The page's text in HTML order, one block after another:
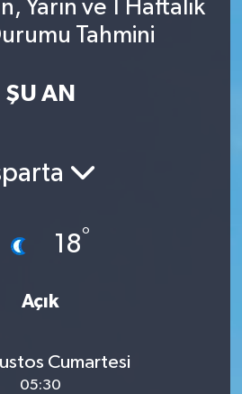
Yarın ve 1 Haftalık
Tahmini
ŞU AN
18°
Açık
Cumartesi
05:30